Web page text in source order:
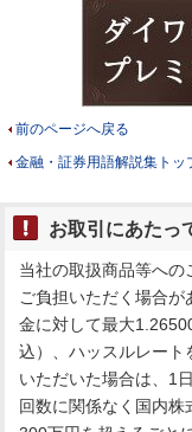
前のページへ戻る
金融・証券用語解説集トッ
お取引にあたっ
当社の取扱商品等への
ご負担いただく場合
金に対して最大
込）、ハッスルレート
いただいた場合は、1
回数に関係なく国内株